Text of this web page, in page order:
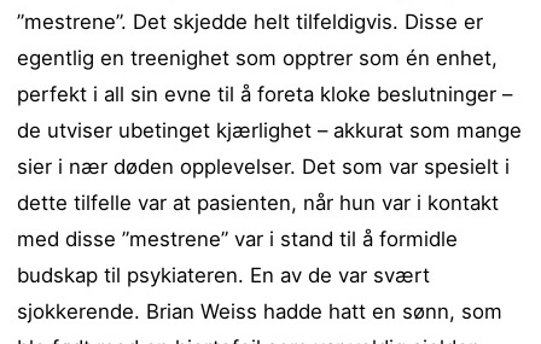
”mestrene”. Det skjedde helt tilfeldigvis. Disse er
egentlig en treenighet som opptrer som én enhet,
perfekt i all sin evne til å foreta kloke beslutninger –
de utviser ubetinget kjærlighet – akkurat som mange
sier i nær døden opplevelser. Det som var spesielt i
dette tilfelle var at pasienten, når hun var i kontakt
med disse ”mestrene” var i stand til å formidle
budskap til psykiateren. En av de var svært
sjokkerende. Brian Weiss hadde hatt en sønn, som